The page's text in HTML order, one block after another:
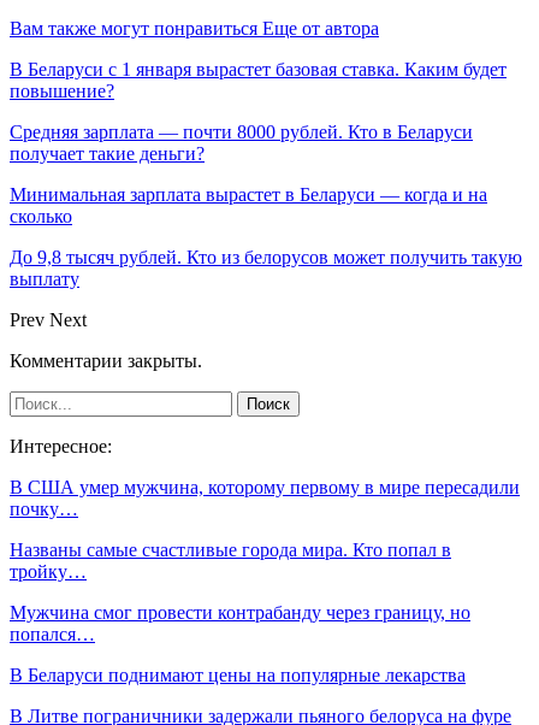
Вам также могут понравиться Еще от автора
В Беларуси с 1 января вырастет базовая ставка. Каким будет
повышение?
Средняя зарплата — почти 8000 рублей. Кто в Беларуси
получает такие деньги?
Минимальная зарплата вырастет в Беларуси — когда и на
сколько
До 9,8 тысяч рублей. Кто из белорусов может получить такую
выплату
Prev Next
Комментарии закрыты.
Интересное:
В США умер мужчина, которому первому в мире пересадили
почку…
Названы самые счастливые города мира. Кто попал в
тройку…
Мужчина смог провести контрабанду через границу, но
попался…
В Беларуси поднимают цены на популярные лекарства
В Литве пограничники задержали пьяного белоруса на фуре